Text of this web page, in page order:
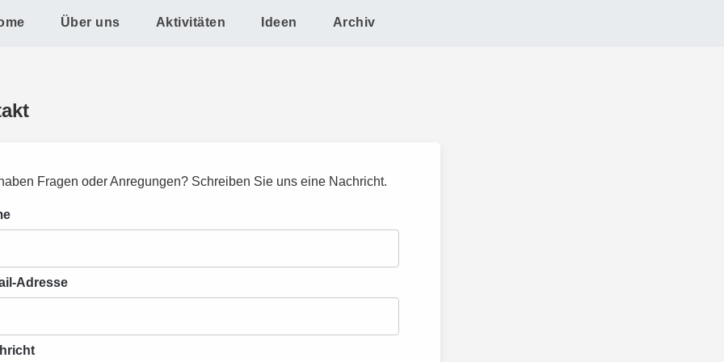
Über uns Aktivitäten Ideen Archiv
Fragen oder Anregungen? Schreiben Sie uns eine Nachricht.
Adresse